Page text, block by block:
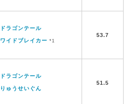
ドラゴンテール
ワイドブレイカー *1
53.7
ドラゴンテール
りゅうせいぐん
51.5